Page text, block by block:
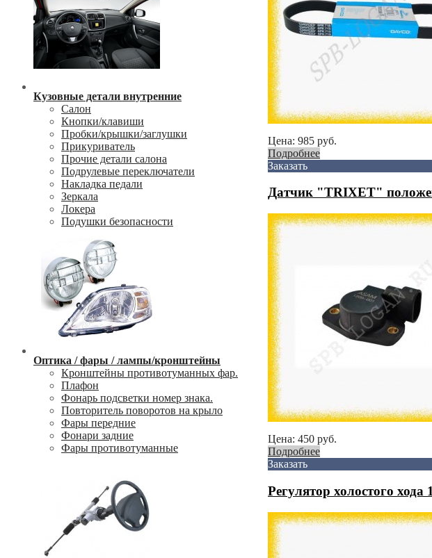
Кузовные детали внутренние
Салон
Кнопки/клавиши
Пробки/крышки/заглушки
Прикуриватель
Прочие детали салона
Подрулевые переключатели
Накладка педали
Зеркала
Локера
Подушки безопасности
Оптика / фары / лампы/кронштейны
Кронштейны противотуманных фар.
Плафон
Фонарь подсветки номер знака.
Повторитель поворотов на крыло
Фары передние
Фонари задние
Фары противотуманные
Цена: 985 руб.
Подробнее
Заказать
Датчик "TRIXET"
Цена: 450 руб.
Подробнее
Заказать
Регулятор холостого